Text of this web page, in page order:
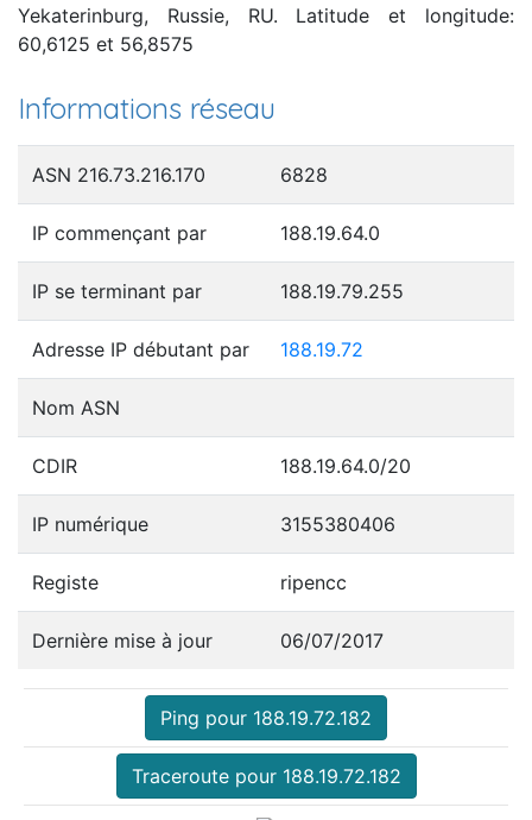
Yekaterinburg, Russie, RU. Latitude et longitude:
60,6125 et 56,8575
Informations réseau
ASN 216.73.216.170 6828
IP commençant par 188.19.64.0
IP se terminant par 188.19.79.255
Adresse IP débutant par 188.19.72
Nom ASN
CDIR 188.19.64.0/20
IP numérique 3155380406
Registe ripencc
Dernière mise à jour 06/07/2017
Ping pour 188.19.72.182
Traceroute pour 188.19.72.182